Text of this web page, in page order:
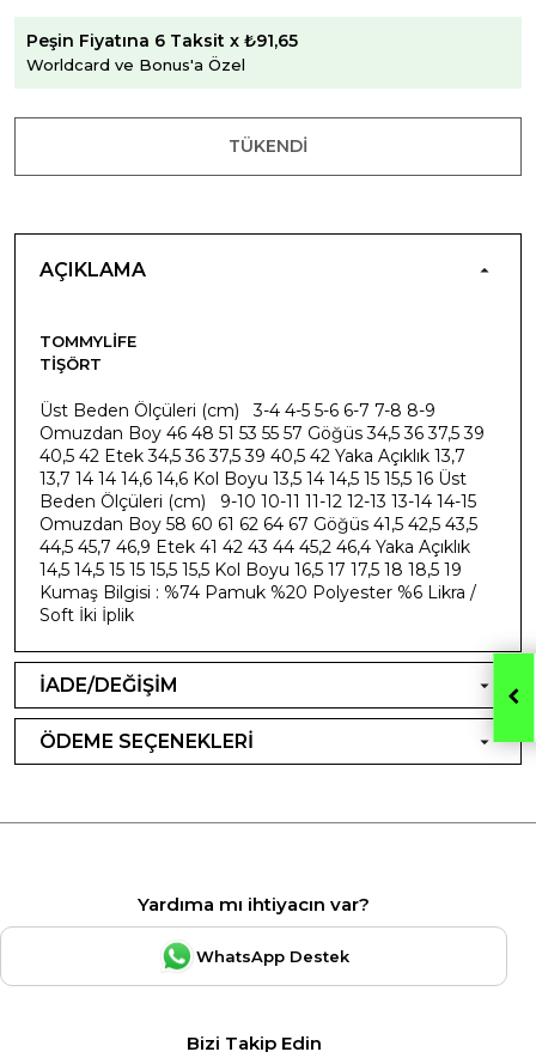
Peşin Fiyatına 6 Taksit x ₺91,65
Worldcard ve Bonus'a Özel
TÜKENDI
AÇIKLAMA
TOMMYLIFE
TIŞÖRT
Üst Beden Ölçüleri (cm) 3-4 4-5 5-6 6-7 7-8 8-9
Omuzdan Boy 46 48 51 53 55 57 Göğüs 34,5 36 37,5 39
40,5 42 Etek 34,5 36 37,5 39 40,5 42 Yaka Açıklık 13,7
13,7 14 14 14,6 14,6 Kol Boyu 13,5 14 14,5 15 15,5 16 Üst
Beden Ölçüleri (cm) 9-10 10-11 11-12 12-13 13-14 14-15
Omuzdan Boy 58 60 61 62 64 67 Göğüs 41,5 42,5 43,5
44,5 45,7 46,9 Etek 41 42 43 44 45,2 46,4 Yaka Açıklık
14,5 14,5 15 15 15,5 15,5 Kol Boyu 16,5 17 17,5 18 18,5 19
Kumaş Bilgisi : %74 Pamuk %20 Polyester %6 Likra /
Soft İki İplik
İADE/DEĞİŞİM
ÖDEME SEÇENEKLERİ
Yardıma mı ihtiyacın var?
WhatsApp Destek
Bizi Takip Edin